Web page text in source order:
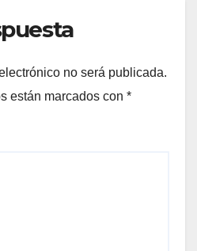
no será publicada.
están marcados con *